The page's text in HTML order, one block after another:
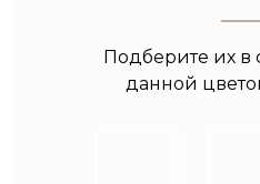
Подберите их в
данной